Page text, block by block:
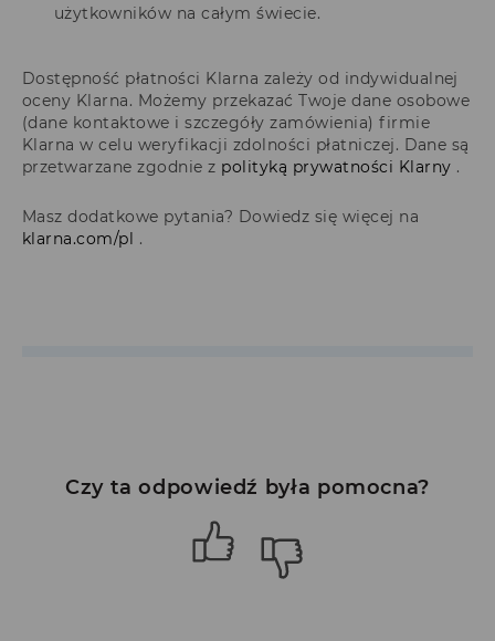
użytkowników na całym świecie.
Dostępność płatności Klarna zależy od indywidualnej
oceny Klarna. Możemy przekazać Twoje dane osobowe
(dane kontaktowe i szczegóły zamówienia) firmie
Klarna w celu weryfikacji zdolności płatniczej. Dane są
przetwarzane zgodnie z polityką prywatności Klarny .
Masz dodatkowe pytania? Dowiedz się więcej na
klarna.com/pl .
Czy ta odpowiedź była pomocna?